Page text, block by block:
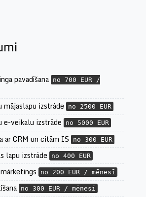
pavadīšana no 700 EUR /
mājaslapu izstrāde no 2500 EUR
e-veikalu izstrāde no 5000 EUR
ar CRM un citām IS no 300 EUR
lapu izstrāde no 400 EUR
no 200 EUR / mēnesī
no 300 EUR / mēnesī